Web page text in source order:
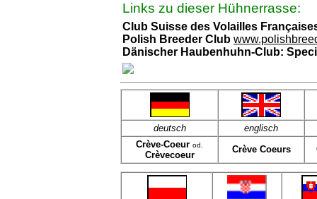
Links zu dieser Hühnerrasse:
Club Suisse des Volailles
Polish Breeder Club
Dänischer Haubenhuhn-Club:
deutsch
englisch
Crève-Coeur od.
Crèvecoeur
Crève Coeurs